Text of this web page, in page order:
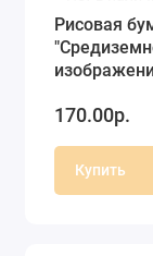
Рисовая
170.00р.
Купить